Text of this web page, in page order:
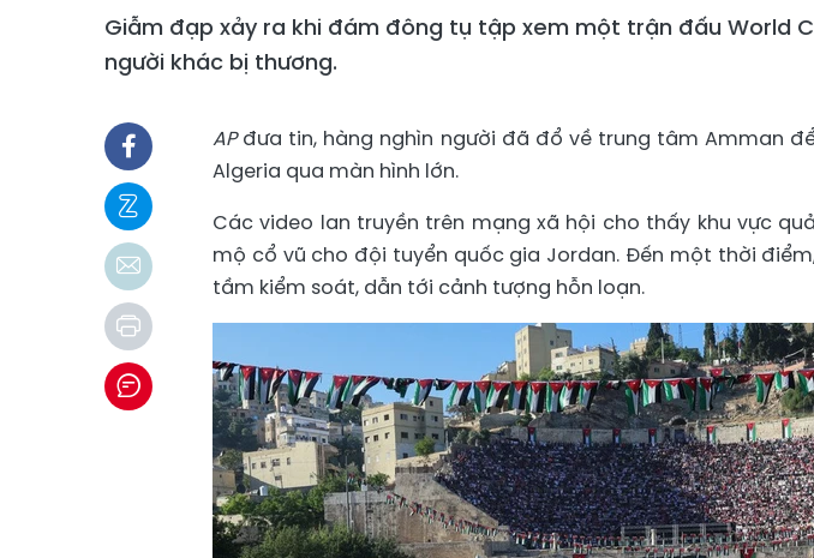
Giẫm đạp xảy ra khi đám đông tụ tập xem một trận đấu World
người khác bị thương.
APđưa tin, hàng nghìn người đã đổ về trung tâm Amman
Algeria qua màn hình lớn.
Các video lan truyền trên mạng xã hội cho thấy khu vực
mộ cổ vũ cho đội tuyển quốc gia Jordan. Đến một thời
tầm kiểm soát, dẫn tới cảnh tượng hỗn loạn.